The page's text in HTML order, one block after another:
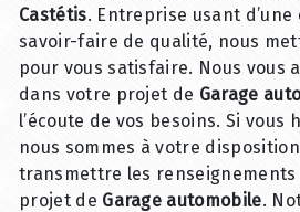
Castétis. Entreprise usant d’une
savoir-faire de qualité, nous
pour vous satisfaire. Nous vous
dans votre projet de Garage
l’écoute de vos besoins. Si vous
nous sommes à votre
transmettre les renseignements
projet de Garage automobile.